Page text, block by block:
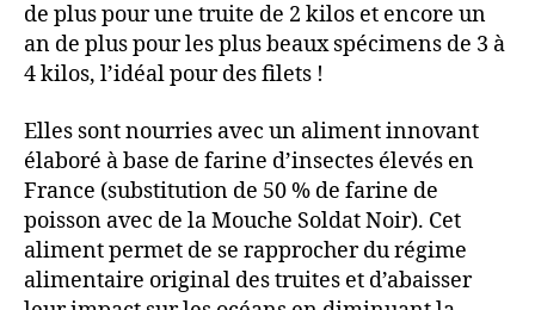
de plus pour une truite de 2 kilos et encore un
an de plus pour les plus beaux spécimens de 3 à
4 kilos, l’idéal pour des filets !
Elles sont nourries avec un aliment innovant
élaboré à base de farine d’insectes élevés en
France (substitution de 50 % de farine de
poisson avec de la Mouche Soldat Noir). Cet
aliment permet de se rapprocher du régime
alimentaire original des truites et d’abaisser